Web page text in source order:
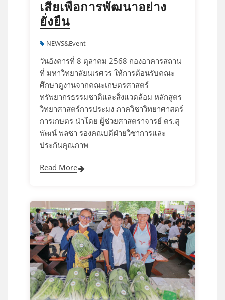
เสียเพื่อการพัฒนาอย่าง
ยั่งยืน
NEWS&Event
วันอังคารที่ 8 ตุลาคม 2568 กองอาคารสถาน
ที่ มหาวิทยาลัยนเรศวร ให้การต้อนรับคณะ
ศึกษาดูงานจากคณะเกษตรศาสตร์
ทรัพยากรธรรมชาติและสิ่งแวดล้อม หลักสูตร
วิทยาศาสตร์การประมง ภาควิชาวิทยาศาสตร์
การเกษตร นำโดย ผู้ช่วยศาสตราจารย์ ดร.สุ
พัฒน์ พลซา รองคณบดีฝ่ายวิชาการและ
ประกันคุณภาพ
Read More